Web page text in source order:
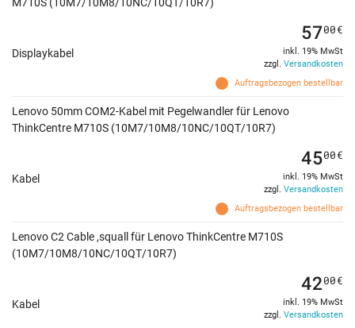
M710S (10M7/10M8/10NC/10QT/10R7)
Displaykabel
Auftragsbezogen bestellbar
5700€
inkl. 19% MwSt
zzgl. Versandkosten
Lenovo 50mm COM2-Kabel mit Pegelwandler für Lenovo
ThinkCentre M710S (10M7/10M8/10NC/10QT/10R7)
Kabel
Auftragsbezogen bestellbar
4500€
inkl. 19% MwSt
zzgl. Versandkosten
Lenovo C2 Cable ,squall für Lenovo ThinkCentre M710S
(10M7/10M8/10NC/10QT/10R7)
Kabel
4200€
inkl. 19% MwSt
zzgl. Versandkosten